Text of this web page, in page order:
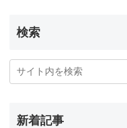
検索
新着記事